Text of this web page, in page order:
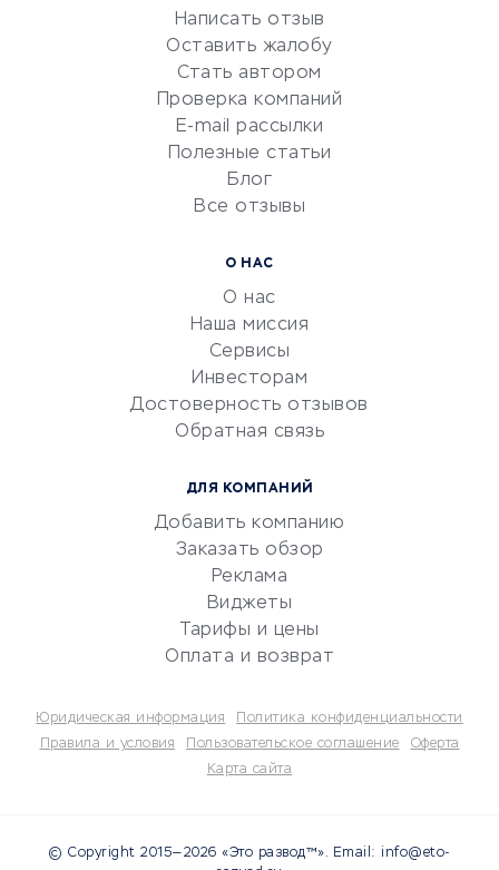
Репетиторство
Красота и здоровье
Сервисы по поиску работы
Сетевой маркетинг
УСЛУГИ ДЛЯ БИЗНЕСА
документооборот
Юридические компании
Бухгалтерия онлайн
Потребительские кредиты
Написать отзыв
Оставить жалобу
Стать автором
Проверка компаний
E-mail рассылки
Полезные статьи
Блог
Все отзывы
О НАС
О нас
Наша миссия
Сервисы
Инвесторам
Достоверность отзывов
Обратная связь
ДЛЯ КОМПАНИЙ
Добавить компанию
Заказать обзор
Реклама
Виджеты
Тарифы и цены
Оплата и возврат
Юридическая информация
Политика конфиденциальности
Правила и условия
Пользовательское соглашение
Оферта
Карта сайта
© Copyright 2015—2026 «Это развод™». Email: info@eto-